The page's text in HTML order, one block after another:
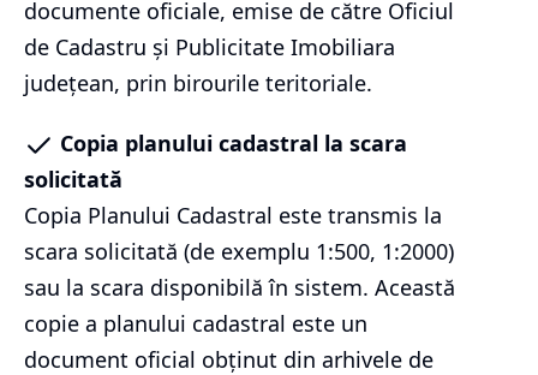
documente oficiale, emise de către Oficiul
de Cadastru și Publicitate Imobiliara
județean, prin birourile teritoriale.
Copia planului cadastral la scara
solicitată
Copia Planului Cadastral este transmis la
scara solicitată (de exemplu 1:500, 1:2000)
sau la scara disponibilă în sistem. Această
copie a planului cadastral este un
document oficial obținut din arhivele de